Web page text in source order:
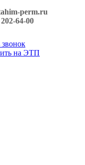
perm.ru
64-00
звонок
на ЭТП